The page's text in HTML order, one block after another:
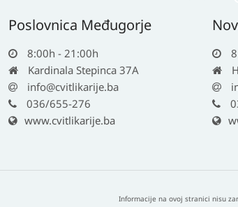
Poslovnica Međugorje
8:00h - 21:00h
Kardinala Stepinca 37A
info@cvitlikarije.ba
036/655-276
www.cvitlikarije.ba
Informacije na ovoj stranici nisu